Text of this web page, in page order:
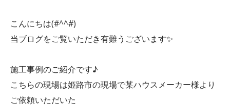
こんにちは(#^^#)
当ブログをご覧いただき有難うございます✨
施工事例のご紹介です♪
こちらの現場は姫路市の現場で某ハウスメーカー様より
ご依頼いただいた